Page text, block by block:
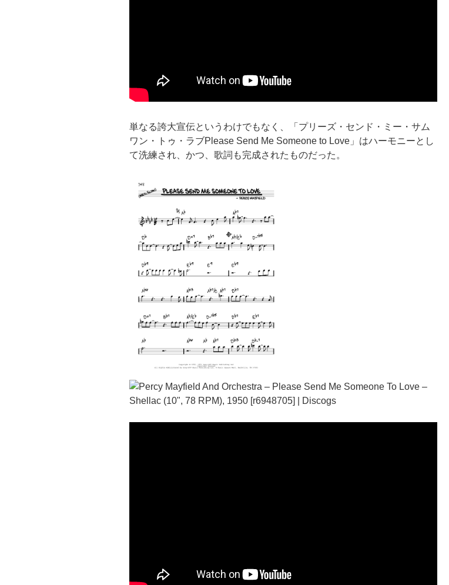
単なる誇大宣伝というわけでもなく、「プリーズ・センド・ミー・サム
ワン・トゥ・ラブPlease Send Me Someone to Love」はハーモニーとし
て洗練され、かつ、歌詞も完成されたものだった。